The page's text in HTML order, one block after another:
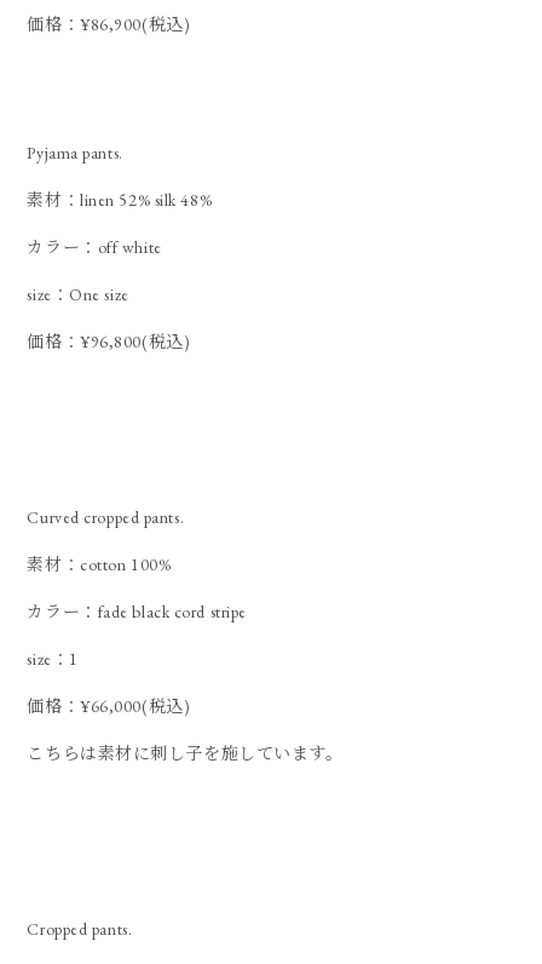
価格：¥86,900(税込)
Pyjama pants.
素材：linen 52% silk 48%
カラー：off white
size：One size
価格：¥96,800(税込)
Curved cropped pants.
素材：cotton 100%
カラー：fade black cord stripe
size：1
価格：¥66,000(税込)
こちらは素材に刺し子を施しています。
Cropped pants.